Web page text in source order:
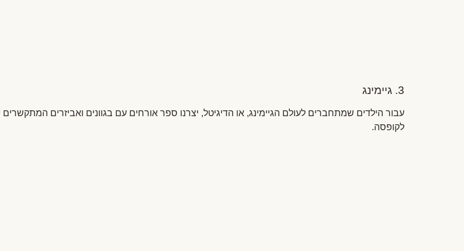
3. גיימינג
עבור הילדים שמתחברים לעולם הגיימינג, או הדיגיטל, יצרנו ספר אורחים עם בגוונים ואביזרים
לקופסה.